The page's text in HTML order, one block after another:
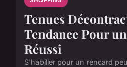
Tenues
Tendance Pour
Réussi
S'habiller pour un rencard